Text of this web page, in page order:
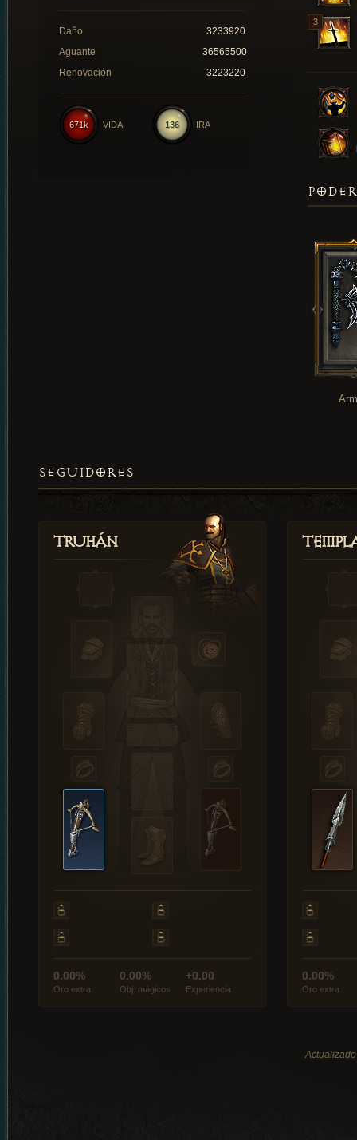
Daño
3233920
Aguante
36565500
Renovación
3223220
136 IRA
671k VIDA
SEGUIDORES
Truhán
0.00%
Oro extra
0.00%
Obj. mágicos
+0.00
Experiencia
0.00%
Oro extra